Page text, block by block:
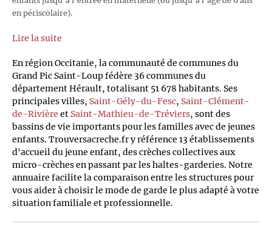
en périscolaire).
Lire la suite
En région Occitanie, la communauté de communes du
Grand Pic Saint-Loup fédère 36 communes du
département Hérault, totalisant 51 678 habitants. Ses
principales villes, Saint-Gély-du-Fesc, Saint-Clément-
de-Rivière et Saint-Mathieu-de-Tréviers, sont des
bassins de vie importants pour les familles avec de jeunes
enfants. Trouversacreche.fr y référence 13 établissements
d'accueil du jeune enfant, des crèches collectives aux
micro-crèches en passant par les haltes-garderies. Notre
annuaire facilite la comparaison entre les structures pour
vous aider à choisir le mode de garde le plus adapté à votre
situation familiale et professionnelle.